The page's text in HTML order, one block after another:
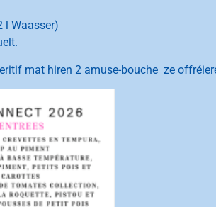
l Waasser)
mat hiren 2 amuse-bouche ze